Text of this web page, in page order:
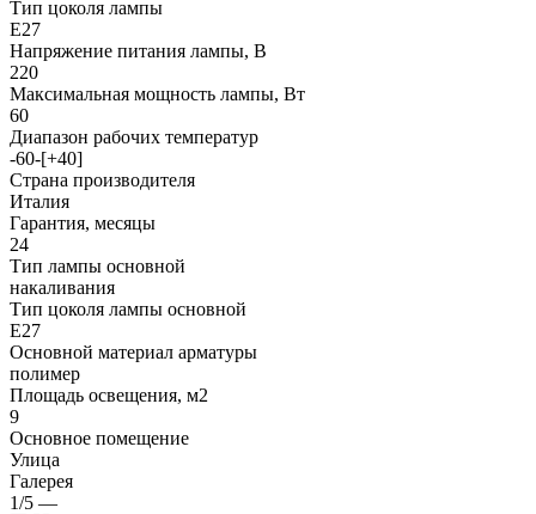
Тип цоколя лампы
E27
Напряжение питания лампы, В
220
Максимальная мощность лампы, Вт
60
Диапазон рабочих температур
-60-[+40]
Страна производителя
Италия
Гарантия, месяцы
24
Тип лампы основной
накаливания
Тип цоколя лампы основной
E27
Основной материал арматуры
полимер
Площадь освещения, м2
9
Основное помещение
Улица
Галерея
1/5 —